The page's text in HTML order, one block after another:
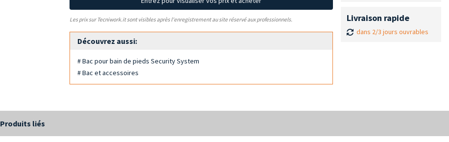
Les prix sur Tecniwork.it sont visibles après l'enregistrement au site réservé aux professionnels.
Découvrez aussi:
# Bac pour bain de pieds Security System
# Bac et accessoires
Livraison rapide
dans 2/3 jours ouvrables
Produits liés